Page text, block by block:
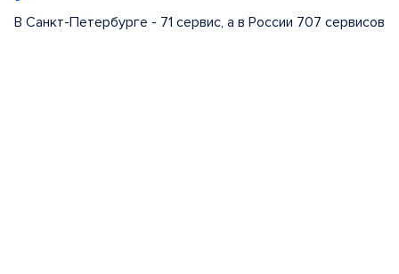
В Санкт-Петербурге - 71 сервис, а в России 707 сервисов